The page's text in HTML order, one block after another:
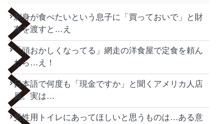
刺身が食べたいという息子に「買っておいで」と財
布を渡すと…え
「頭おかしくなってる」網走の洋食屋で定食を頼ん
だら…え！
日本語で何度も「現金ですか」と聞くアメリカ人店
員。実は…
男性用トイレにあってほしいと思うものは…ある意